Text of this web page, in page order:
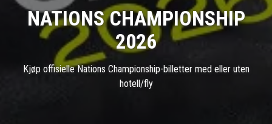
NATIONS CHAMPIONSHIP
2026
Kjøp offisielle Nations Championship-billetter med eller uten
hotell/fly